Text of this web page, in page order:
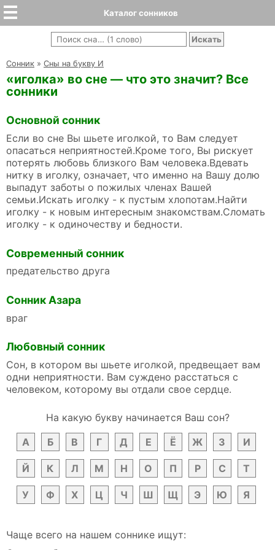
Каталог сонников
Cонник » Сны на букву И
«иголка» во сне — что это значит? Все
сонники
Основной сонник
Если во сне Вы шьете иголкой, то Вам следует
опасаться неприятностей.Кроме того, Вы рискует
потерять любовь близкого Вам человека.Вдевать
нитку в иголку, означает, что именно на Вашу долю
выпадут заботы о пожилых членах Вашей
семьи.Искать иголку - к пустым хлопотам.Найти
иголку - к новым интересным знакомствам.Сломать
иголку - к одиночеству и бедности.
Современный сонник
предательство друга
Сонник Азара
враг
Любовный сонник
Сон, в котором вы шьете иголкой, предвещает вам
одни неприятности. Вам суждено расстаться с
человеком, которому вы отдали свое сердце.
На какую букву начинается Ваш сон?
А
Б В Г Д Е Ё Ж З И
Й К Л М Н О П Р С Т
У Ф Х Ц Ч Ш Щ Э Ю Я
Чаще всего на нашем соннике ищут: